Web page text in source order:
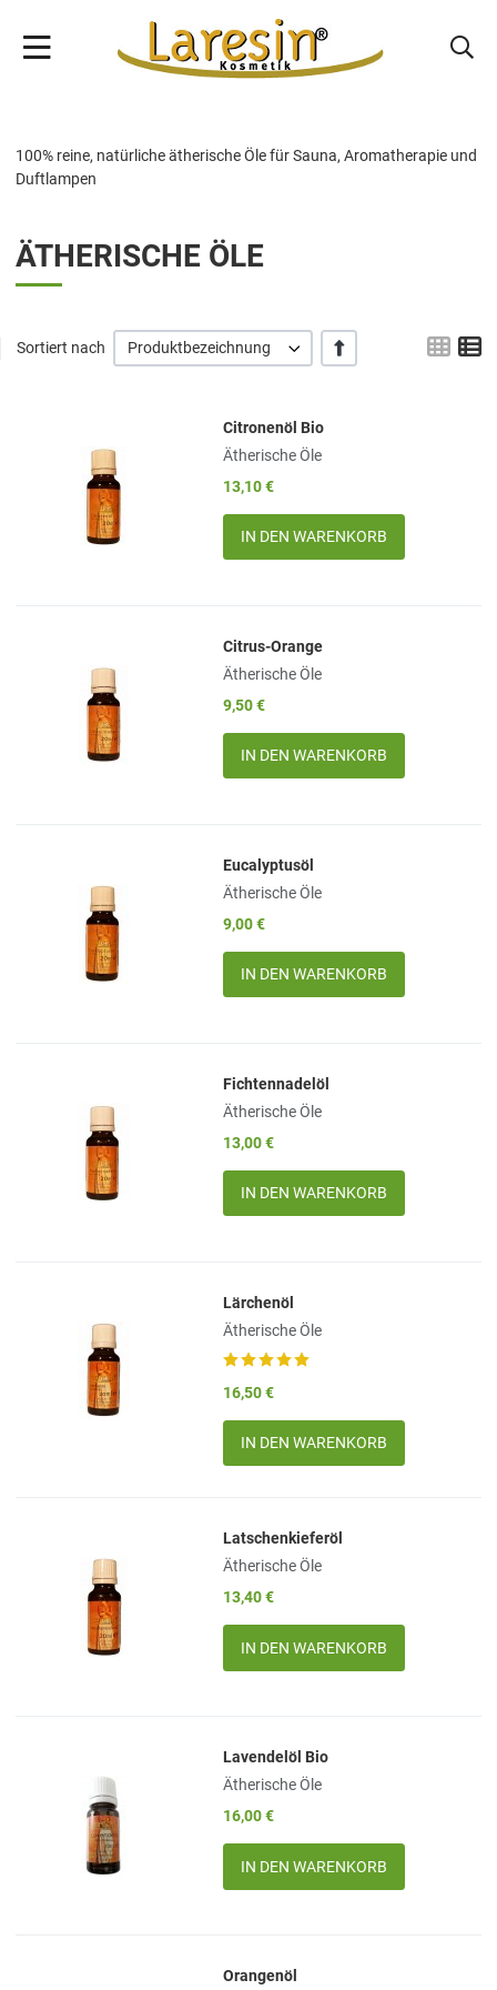
100% reine, natürliche ätherische Öle für Sauna, Aromatherapie und
Duftlampen
ÄTHERISCHE ÖLE
Sortiert nach Produktbezeichnung +/- Grid
Add to Wishlist
Add to Compare
Quick View
Citronenöl Bio
Ätherische Öle
13,10 €
Menge
Add to Wishlist
Add to Compare
Quick View
Citrus-Orange
Ätherische Öle
9,50 €
Menge
Add to Wishlist
Add to Compare
Quick View
Eucalyptusöl
Ätherische Öle
9,00 €
Menge
Add to Wishlist
Add to Compare
Quick View
Fichtennadelöl
Ätherische Öle
13,00 €
Menge
Add to Wishlist
Add to Compare
Lärchenöl
Ätherische Öle
16,50 €
Menge
Add to Wishlist
Add to Compare
Quick View
Latschenkieferöl
Ätherische Öle
13,40 €
Menge
Add to Wishlist
Add to Compare
Quick View
Lavendelöl Bio
Ätherische Öle
16,00 €
Menge
Add to Wishlist
Orangenöl